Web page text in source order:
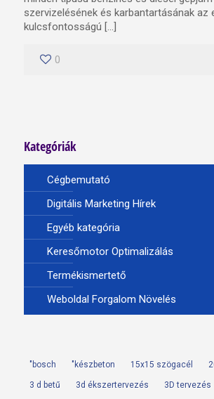
szervizelésének és karbantartásának az
kulcsfontosságú […]
0
Kategóriák
Cégbemutató
Digitális Marketing Hírek
Egyéb kategória
Keresőmotor Optimalizálás
Termékismertető
Weboldal Forgalom Növelés
"bosch "készbeton 15x15 szögacél
3 d betű 3d ékszertervezés 3D tervezés